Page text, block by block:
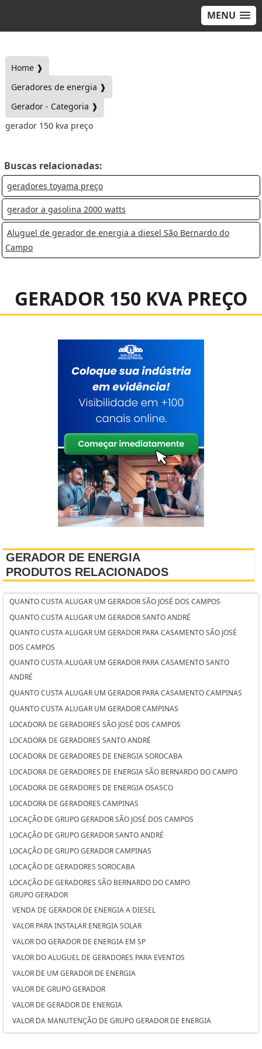
MENU
Home ❱
Geradores de energia ❱
Gerador - Categoria ❱
gerador 150 kva preço
Buscas relacionadas:
geradores toyama preço
gerador a gasolina 2000 watts
Aluguel de gerador de energia a diesel São Bernardo do
Campo
GERADOR 150 KVA PREÇO
GERADOR DE ENERGIA
PRODUTOS RELACIONADOS
QUANTO CUSTA ALUGAR UM GERADOR SÃO JOSÉ DOS CAMPOS
QUANTO CUSTA ALUGAR UM GERADOR SANTO ANDRÉ
QUANTO CUSTA ALUGAR UM GERADOR PARA CASAMENTO SÃO JOSÉ
DOS CAMPOS
QUANTO CUSTA ALUGAR UM GERADOR PARA CASAMENTO SANTO
ANDRÉ
QUANTO CUSTA ALUGAR UM GERADOR PARA CASAMENTO CAMPINAS
QUANTO CUSTA ALUGAR UM GERADOR CAMPINAS
LOCADORA DE GERADORES SÃO JOSÉ DOS CAMPOS
LOCADORA DE GERADORES SANTO ANDRÉ
LOCADORA DE GERADORES DE ENERGIA SOROCABA
LOCADORA DE GERADORES DE ENERGIA SÃO BERNARDO DO CAMPO
LOCADORA DE GERADORES DE ENERGIA OSASCO
LOCADORA DE GERADORES CAMPINAS
LOCAÇÃO DE GRUPO GERADOR SÃO JOSÉ DOS CAMPOS
LOCAÇÃO DE GRUPO GERADOR SANTO ANDRÉ
LOCAÇÃO DE GRUPO GERADOR CAMPINAS
LOCAÇÃO DE GERADORES SOROCABA
LOCAÇÃO DE GERADORES SÃO BERNARDO DO CAMPO
LOCAÇÃO DE GERADORES PARA CASAMENTO SOROCABA
LOCAÇÃO DE GERADORES PARA CASAMENTO SÃO BERNARDO DO
CAMPO
LOCAÇÃO DE GERADORES PARA CASAMENTO OSASCO
LOCAÇÃO DE GERADORES OSASCO
LOCAÇÃO DE GERADORES DE ENERGIA SÃO JOSÉ DOS CAMPOS
LOCAÇÃO DE GERADORES DE ENERGIA SANTO ANDRÉ
LOCAÇÃO DE GERADORES DE ENERGIA A DIESEL SOROCABA
LOCAÇÃO DE GERADORES DE ENERGIA A DIESEL SÃO BERNARDO DO
GRUPO GERADOR
VENDA DE GERADOR DE ENERGIA A DIESEL
VALOR PARA INSTALAR ENERGIA SOLAR
VALOR DO GERADOR DE ENERGIA EM SP
VALOR DO ALUGUEL DE GERADORES PARA EVENTOS
VALOR DE UM GERADOR DE ENERGIA
VALOR DE GRUPO GERADOR
VALOR DE GERADOR DE ENERGIA
VALOR DA MANUTENÇÃO DE GRUPO GERADOR DE ENERGIA
VALOR ALUGUEL GERADOR